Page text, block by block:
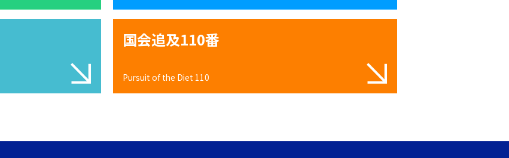
国会追及110番
Pursuit of the Diet 110